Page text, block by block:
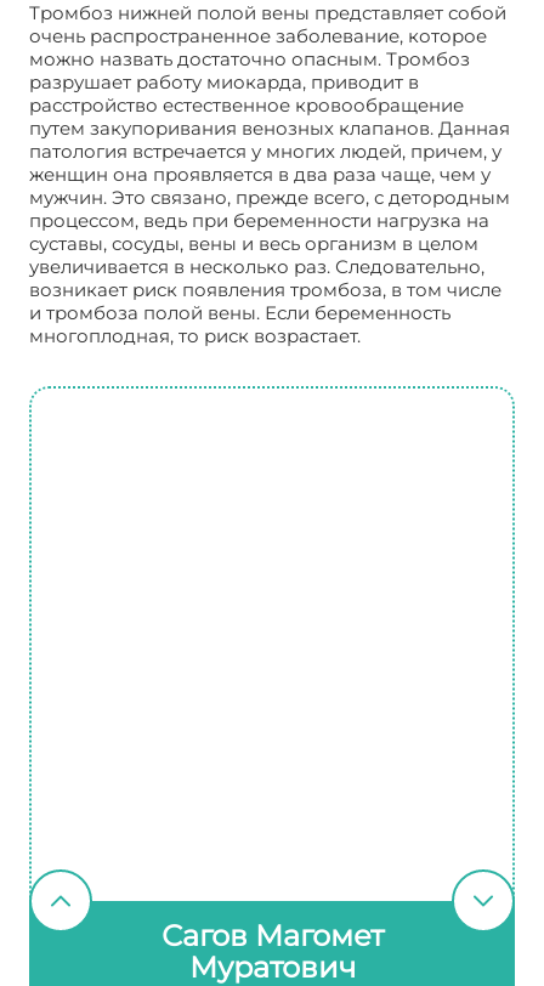
Тромбоз нижней полой вены представляет собой
очень распространенное заболевание, которое
можно назвать достаточно опасным. Тромбоз
разрушает работу миокарда, приводит в
расстройство естественное кровообращение
путем закупоривания венозных клапанов. Данная
патология встречается у многих людей, причем, у
женщин она проявляется в два раза чаще, чем у
мужчин. Это связано, прежде всего, с детородным
процессом, ведь при беременности нагрузка на
суставы, сосуды, вены и весь организм в целом
увеличивается в несколько раз. Следовательно,
возникает риск появления тромбоза, в том числе
и тромбоза полой вены. Если беременность
многоплодная, то риск возрастает.
Сагов Магомет
Муратович